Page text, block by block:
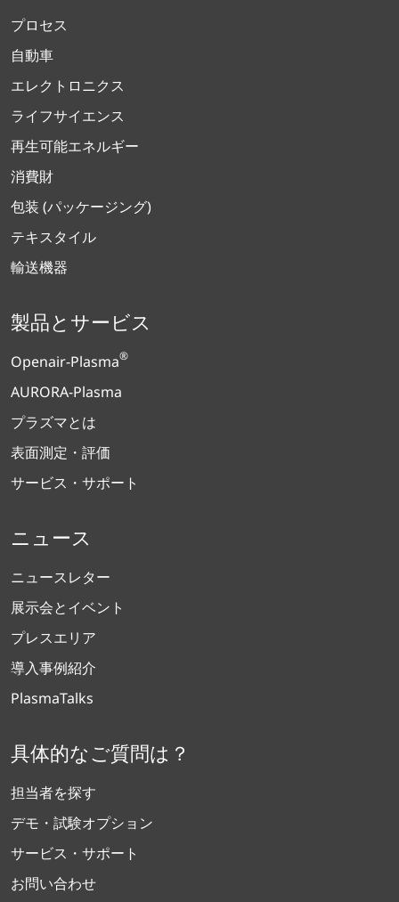
プロセス
自動車
エレクトロニクス
ライフサイエンス
再生可能エネルギー
消費財
包装 (パッケージング)
テキスタイル
輸送機器
製品とサービス
Openair-Plasma®
AURORA-Plasma
プラズマとは
表面測定・評価
サービス・サポート
ニュース
ニュースレター
展示会とイベント
プレスエリア
導入事例紹介
PlasmaTalks
具体的なご質問は？
担当者を探す
デモ・試験オプション
サービス・サポート
お問い合わせ